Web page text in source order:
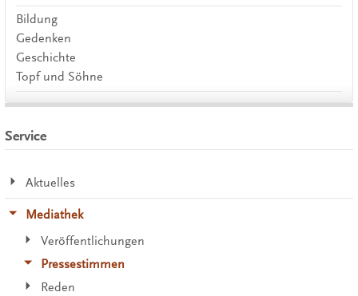
Bildung
Gedenken
Geschichte
Topf und Söhne
Service
Aktuelles
Mediathek
Veröffentlichungen
Pressestimmen
Reden